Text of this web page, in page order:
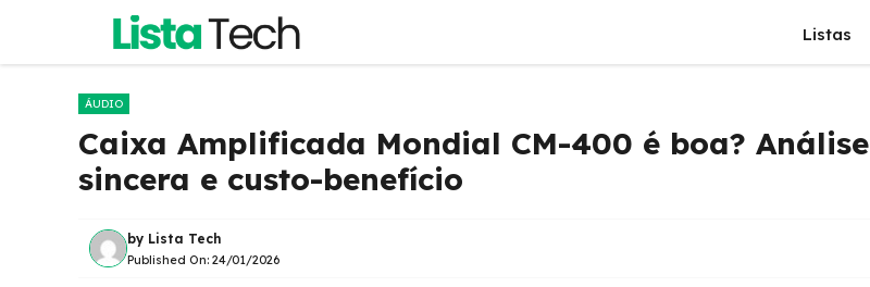
o
Listas
ÁUDIO
Caixa Amplificada Mondial CM-400 é boa? Análise
sincera e custo-benefício
by Lista Tech
Published On: 24/01/2026